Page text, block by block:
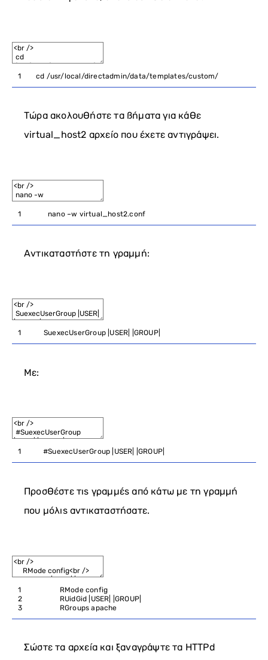
1 cd /usr/local/directadmin/data/templates/custom/
Τώρα ακολουθήστε τα βήματα για κάθε
virtual_host2 αρχείο που έχετε αντιγράψει.
1 nano –w virtual_host2.conf
Αντικαταστήστε τη γραμμή:
1 SuexecUserGroup USER GROUP|
Με:
1 #SuexecUserGroup |USER| |GROUP|
Προσθέστε τις γραμμές από κάτω με τη γραμμή
που μόλις αντικαταστήσατε.
1
2
3
RModeconfig
RUidGid USER |GROUP
RGroupsapache
Σώστε τα αρχεία και ξαναγράψτε τα HTTPd